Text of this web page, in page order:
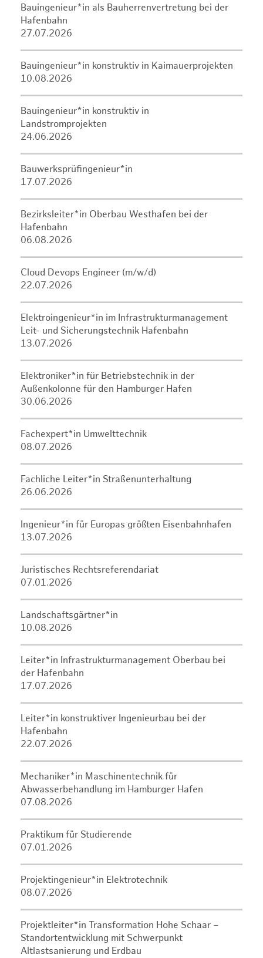
Bauingenieur*in als Bauherrenvertretung bei der
Hafenbahn
27.07.2026
Bauingenieur*in konstruktiv in Kaimauerprojekten
10.08.2026
Bauingenieur*in konstruktiv in
Landstromprojekten
24.06.2026
Bauwerksprüfingenieur*in
17.07.2026
Bezirksleiter*in Oberbau Westhafen bei der
Hafenbahn
06.08.2026
Cloud Devops Engineer (m/w/d)
22.07.2026
Elektroingenieur*in im Infrastrukturmanagement
Leit- und Sicherungstechnik Hafenbahn
13.07.2026
Elektroniker*in für Betriebstechnik in der
Außenkolonne für den Hamburger Hafen
30.06.2026
Fachexpert*in Umwelttechnik
08.07.2026
Fachliche Leiter*in Straßenunterhaltung
26.06.2026
Ingenieur*in für Europas größten Eisenbahnhafen
13.07.2026
Juristisches Rechtsreferendariat
07.01.2026
Landschaftsgärtner*in
10.08.2026
Leiter*in Infrastrukturmanagement Oberbau bei
der Hafenbahn
17.07.2026
Leiter*in konstruktiver Ingenieurbau bei der
Hafenbahn
22.07.2026
Mechaniker*in Maschinentechnik für
Abwasserbehandlung im Hamburger Hafen
07.08.2026
Praktikum für Studierende
07.01.2026
Projektingenieur*in Elektrotechnik
08.07.2026
Projektleiter*in Transformation Hohe Schaar –
Standortentwicklung mit Schwerpunkt
Altlastsanierung und Erdbau